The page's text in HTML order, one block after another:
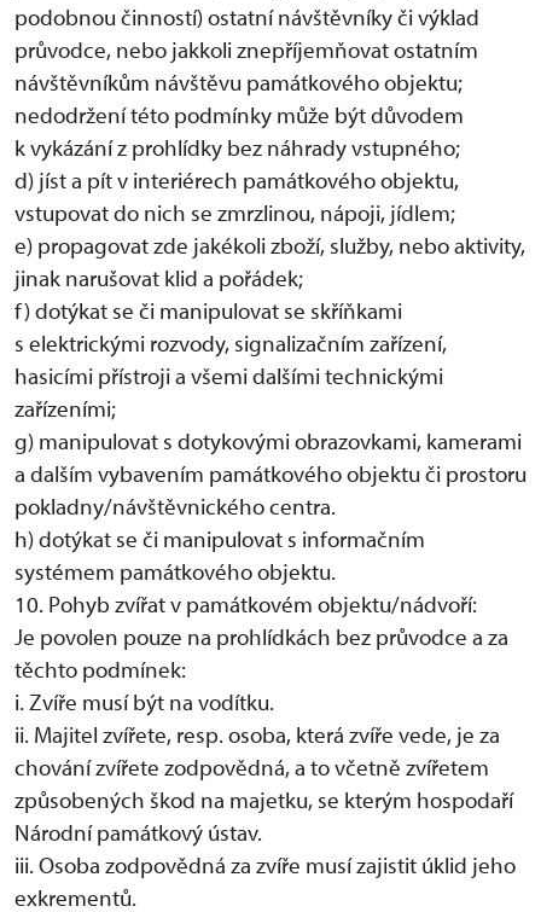
podobnou činností) ostatní návštěvníky či výklad
průvodce, nebo jakkoli znepříjemňovat ostatním
návštěvníkům návštěvu památkového objektu;
nedodržení této podmínky může být důvodem
k vykázání z prohlídky bez náhrady vstupného;
d) jíst a pít v interiérech památkového objektu,
vstupovat do nich se zmrzlinou, nápoji, jídlem;
e) propagovat zde jakékoli zboží, služby, nebo aktivity,
jinak narušovat klid a pořádek;
f) dotýkat se či manipulovat se skříňkami
s elektrickými rozvody, signalizačním zařízení,
hasicími přístroji a všemi dalšími technickými
zařízeními;
g) manipulovat s dotykovými obrazovkami, kamerami
a dalším vybavením památkového objektu či prostoru
pokladny/návštěvnického centra.
h) dotýkat se či manipulovat s informačním
systémem památkového objektu.
10. Pohyb zvířat v památkovém objektu/nádvoří:
Je povolen pouze na prohlídkách bez průvodce a za
těchto podmínek:
i. Zvíře musí být na vodítku.
ii. Majitel zvířete, resp. osoba, která zvíře vede, je za
chování zvířete zodpovědná, a to včetně zvířetem
způsobených škod na majetku, se kterým hospodaří
Národní památkový ústav.
iii. Osoba zodpovědná za zvíře musí zajistit úklid jeho
exkrementů.